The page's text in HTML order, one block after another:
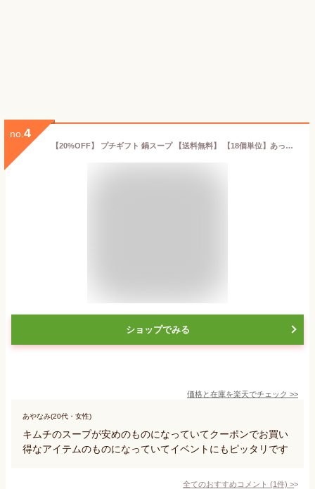
no. 4
【20%OFF】 プチギフト 鍋スープ 【送料無料】 【18個単位】あったか鍋の素 キムチ鍋750g 鍋スープ プチギフト 激安 鍋スープ 400円 人気 300円台 敬老会 プレゼント イベント 国産 セール sale
ショップでみる
価格と在庫を楽天でチェック >>
あやなみ(20代・女性)
キムチのスープが安めのものになっていてクーポンでお買い
得なアイテムのものになっていてイベントにもピッタリです
全てのおすすめコメント (1件) >